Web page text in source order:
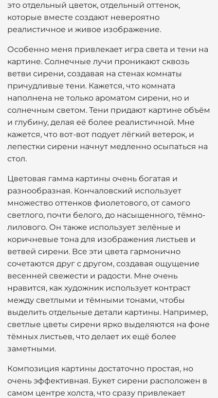
это отдельный цветок, отдельный оттенок,
которые вместе создают невероятно
реалистичное и живое изображение.
Особенно меня привлекает игра света и тени на
картине. Солнечные лучи проникают сквозь
ветви сирени, создавая на стенах комнаты
причудливые тени. Кажется, что комната
наполнена не только ароматом сирени, но и
солнечным светом. Тени придают картине объём
и глубину, делая её более реалистичной. Мне
кажется, что вот-вот подует лёгкий ветерок, и
лепестки сирени начнут медленно осыпаться на
стол.
Цветовая гамма картины очень богатая и
разнообразная. Кончаловский использует
множество оттенков фиолетового, от самого
светлого, почти белого, до насыщенного, тёмно-
лилового. Он также использует зелёные и
коричневые тона для изображения листьев и
ветвей сирени. Все эти цвета гармонично
сочетаются друг с другом, создавая ощущение
весенней свежести и радости. Мне очень
нравится, как художник использует контраст
между светлыми и тёмными тонами, чтобы
выделить отдельные детали картины. Например,
светлые цветы сирени ярко выделяются на фоне
тёмных листьев, что делает их ещё более
заметными.
Композиция картины достаточно простая, но
очень эффективная. Букет сирени расположен в
самом центре холста, что сразу привлекает